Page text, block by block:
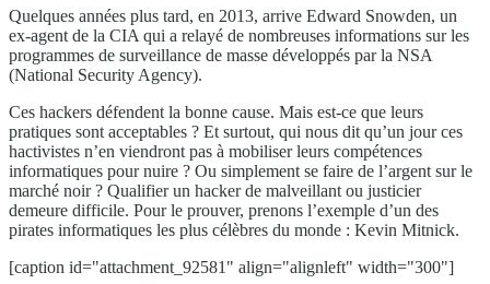
Quelques années plus tard, en 2013, arrive Edward Snowden, un
ex-agent de la CIA qui a relayé de nombreuses informations sur les
programmes de surveillance de masse développés par la NSA
(National Security Agency).
Ces hackers défendent la bonne cause. Mais est-ce que leurs
pratiques sont acceptables ? Et surtout, qui nous dit qu’un jour ces
hactivistes n’en viendront pas à mobiliser leurs compétences
informatiques pour nuire ? Ou simplement se faire de l’argent sur le
marché noir ? Qualifier un hacker de malveillant ou justicier
demeure difficile. Pour le prouver, prenons l’exemple d’un des
pirates informatiques les plus célèbres du monde : Kevin Mitnick.
[caption id="attachment_92581" align="alignleft" width="300"]